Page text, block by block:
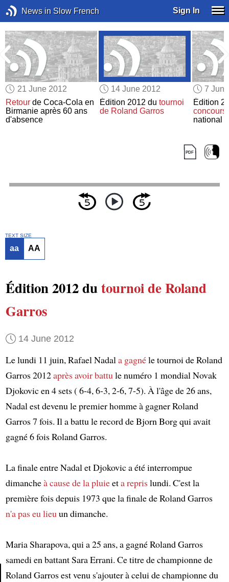
News in Slow French Sign In
21 June 2012
Retour de Coca-Cola en
Birmanie après 60 ans
d'absence
14 June 2012
Édition 2012 du tournoi
de Roland Garros
7
Édition
concours
national
TEXT SIZE
aa AA
Édition 2012 dutournoi de Roland
Garros
14 June 2012
Le lundi 11 juin, Rafael Nadala gagnéle tournoi de Roland
Garros 2012après avoir battule numéro 1 mondial Novak
Djokovic en 4 sets ( 6-4, 6-3, 2-6, 7-5). À l'âge de 26 ans,
Nadal est devenu le premier homme à gagner Roland
Garros 7 fois. Il a battu le record de Bjorn Borg qui avait
gagné 6 fois Roland Garros.
La finale entre Nadal et Djokovic a été interrompue
dimancheà cause de la pluieeta reprislundi. C'est la
première fois depuis 1973 que la finale de Roland Garros
n'a pas eu lieuun dimanche.
Maria Sharapova, qui a 25 ans, a gagné Roland Garros
samedi en battant Sara Errani. Ce titre de championne de
Roland Garros est venu s'ajouter à celui de championne du